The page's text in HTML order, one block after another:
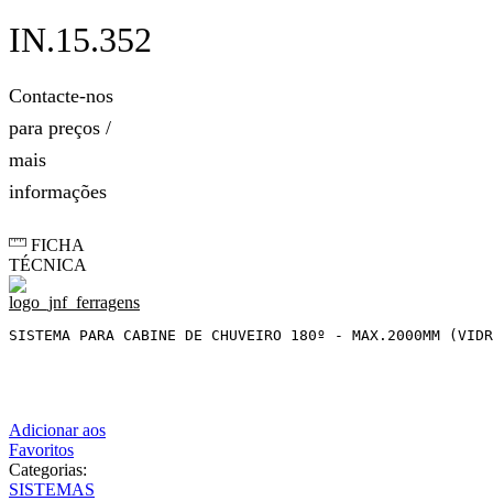
IN.15.352
Contacte-nos
para preços /
mais
informações
FICHA
TÉCNICA
SISTEMA PARA CABINE DE CHUVEIRO 180º - MAX.2000MM
Adicionar aos
Favoritos
Categorias:
SISTEMAS